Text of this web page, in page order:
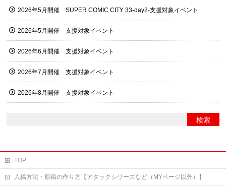
2026年5月開催 SUPER COMIC CITY 33-day2-支援対象イベント
2026年5月開催 支援対象イベント
2026年6月開催 支援対象イベント
2026年7月開催 支援対象イベント
2026年8月開催 支援対象イベント
TOP
入稿方法・原稿の作り方【アタックシリーズなど（MYページ以外）】